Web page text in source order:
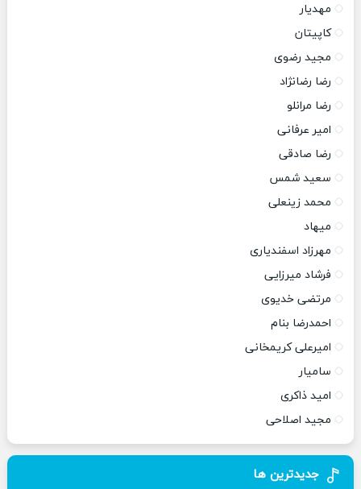
مهدیار
کاپیتان
مجید رضوی
رضا رضانژاد
رضا مرانلو
امیر عرفانی
رضا صادقی
سعید شمس
محمد زینعلی
میهاد
مهرزاد اسفندیاری
فرشاد میرزایی
مرتضی خدیوی
احمدرضا بنام
امیرعلی کریمخانی
سامیار
امید ذاکری
مجید اصلاحی
جدیدترین ها